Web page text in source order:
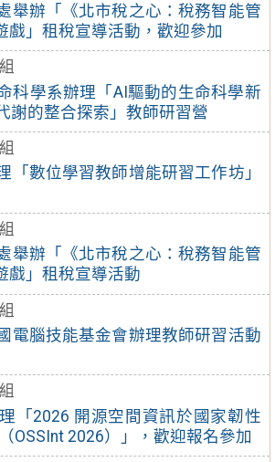
舉辦「《北市稅之心：稅務智能管
戲」租稅宣導活動，歡迎參加
科學系辦理「AI驅動的生命科學新
謝的整合探索」教師研習營
「數位學習教師增能研習工作坊」
舉辦「《北市稅之心：稅務智能管
戲」租稅宣導活動
電腦技能基金會辦理教師研習活動
「2026 開源空間資訊於國家韌性
OSSInt 2026）」，歡迎報名參加